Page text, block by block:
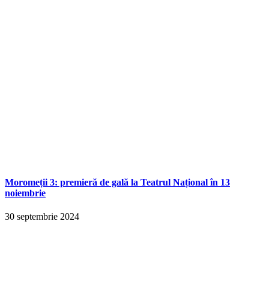
Moromeții 3: premieră de gală la Teatrul Național în 13
noiembrie
30 septembrie 2024